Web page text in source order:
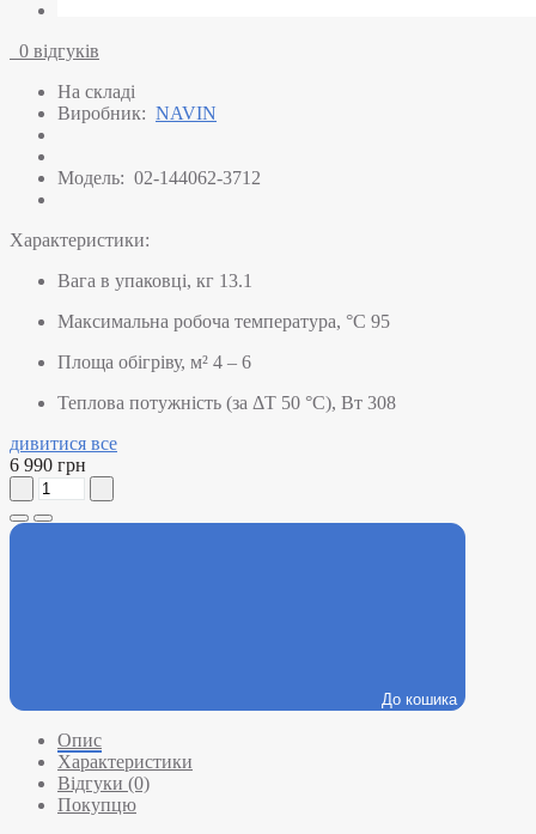
0 відгуків
На складі
Виробник: NAVIN
Модель: 02-144062-3712
Характеристики:
Вага в упаковці, кг 13.1
Максимальна робоча температура, °C 95
Площа обігріву, м² 4 – 6
Теплова потужність (за ΔT 50 °C), Вт 308
дивитися все
6 990 грн
До кошика
Опис
Характеристики
Відгуки (0)
Покупцю